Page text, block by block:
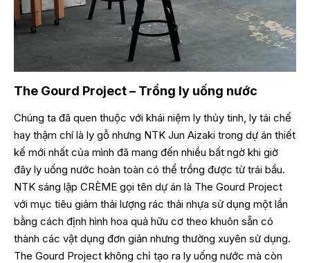
The Gourd Project – Trồng ly uống nước
Chúng ta đã quen thuộc với khái niệm ly thủy tinh, ly tái chế
hay thậm chí là ly gỗ nhưng NTK Jun Aizaki trong dự án thiết
kế mới nhất của mình đã mang đến nhiều bất ngờ khi giờ
đây ly uống nước hoàn toàn có thể trồng được từ trái bầu.
NTK sáng lập CRÈME gọi tên dự án là The Gourd Project
với mục tiêu giảm thải lượng rác thải nhựa sử dụng một lần
bằng cách định hình hoa quả hữu cơ theo khuôn sẵn có
thành các vật dụng đơn giản nhưng thường xuyên sử dụng.
The Gourd Project không chỉ tạo ra ly uống nước mà còn